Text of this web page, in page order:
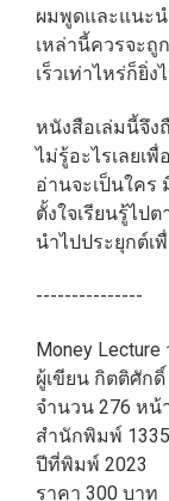
ผมพูดและแนะน
เหล่านี้ควรจะถู
เร็วเท่าไหร่ก็ยิ่ง
หนังสือเล่มนี้จึง
ไม่รู้อะไรเลยเ
อ่านจะเป็นใคร
ตั้งใจเรียนรู้ไป
นำไปประยุกต์เ
---------------
Money Lecture
ผู้เขียน กิตติศัก
จำนวน 276 หน้
สำนักพิมพ์
ปีที่พิมพ์ 2023
ราคา 300 บาท